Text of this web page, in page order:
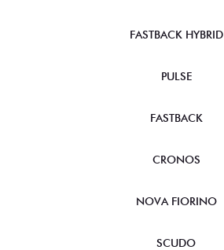
FASTBACK HYBRID
PULSE
FASTBACK
CRONOS
NOVA FIORINO
SCUDO